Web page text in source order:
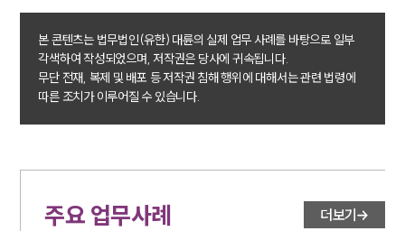
법률서식
뉴스레터/브로슈어
세미나
대륜법률상담예약
본 콘텐츠는 법무법인(유한) 대륜의 실제 업무 사례를 바탕으로 일부
각색하여 작성되었으며, 저작권은 당사에 귀속됩니다.
무단 전재, 복제 및 배포 등 저작권 침해 행위에 대해서는 관련 법령에
따른 조치가 이루어질 수 있습니다.
주요 업무사례 더보기